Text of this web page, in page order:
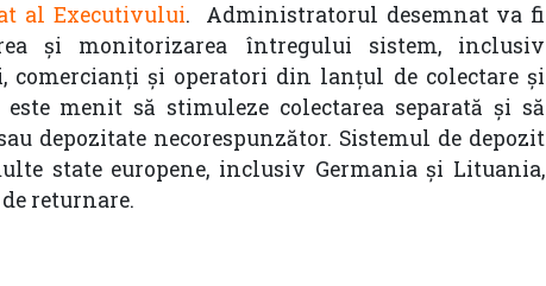
al Executivului. Administratorul desemnat va fi
și monitorizarea întregului sistem, inclusiv
comercianți și operatori din lanțul de colectare și
menit să stimuleze colectarea separată și să
depozitate necorespunzător. Sistemul de depozit
state europene, inclusiv Germania și Lituania,
returnare.